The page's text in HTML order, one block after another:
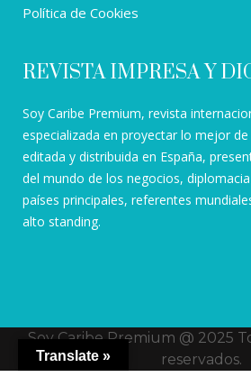
Política de Cookies
REVISTA IMPRESA Y
Soy Caribe Premium, revista
especializada en proyectar lo mejor
editada y distribuida en España,
del mundo de los negocios,
países principales, referentes
alto standing.
Soy Caribe Premium @ 2025
reservados.
Translate »